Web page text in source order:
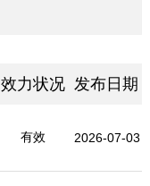
效力状况 发布日期
有效 2026-07-03